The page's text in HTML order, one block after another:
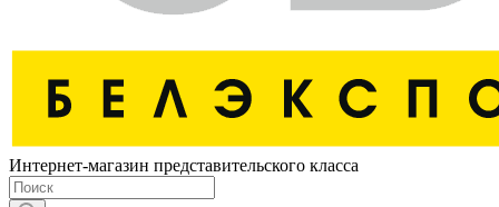
Интернет-магазин представительского класса